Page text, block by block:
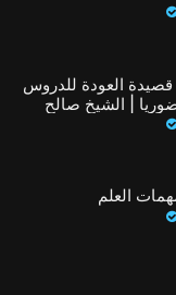
العودة للدروس
| الشيخ صالح
العلم